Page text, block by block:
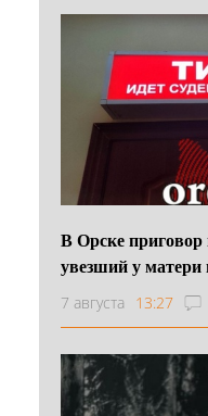
В Орске
увезший у матери
7 августа 13:27